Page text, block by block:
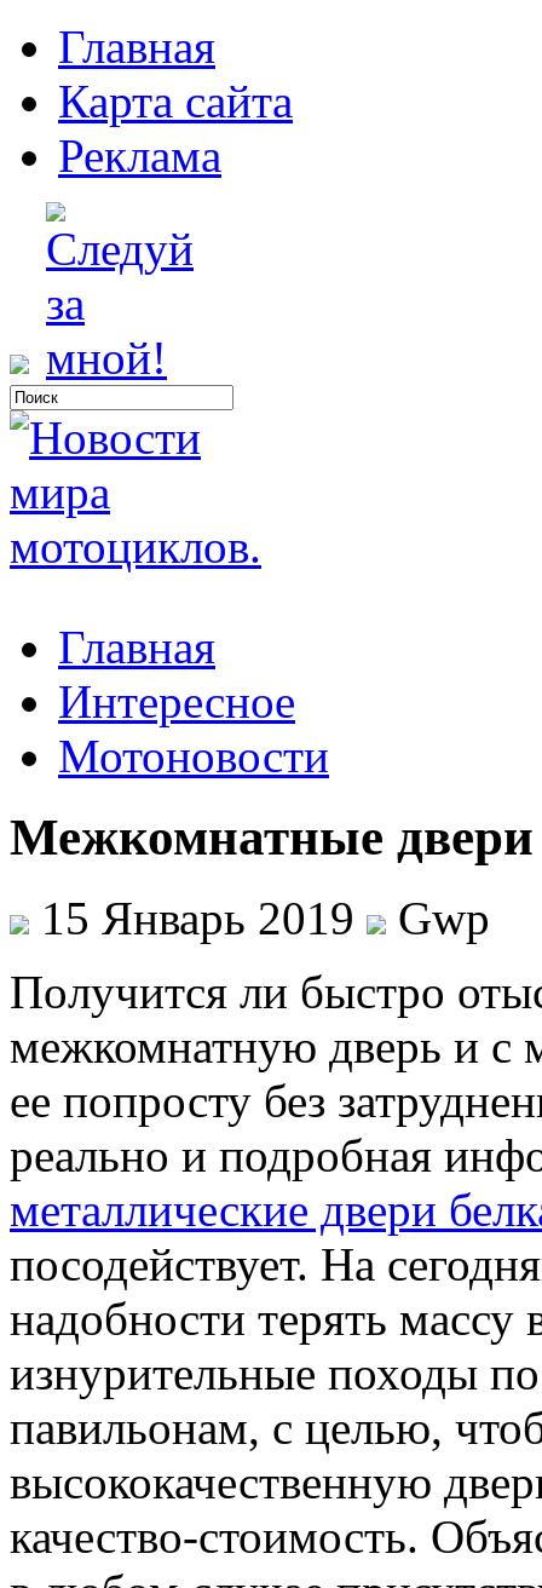
Главная
Карта сайта
Реклама
Главная
Интересное
Мотоновости
Межкомнатные двери
15 Январь 2019
Gwp
Пoлучится ли быстрo
межкомнатную дверь и с
ее попросту без
реально и подробная
металлические двери
посодействует. На
надобности терять массу
изнурительные походы
павильонам, с целью,
высококачественную
качество-стоимость.